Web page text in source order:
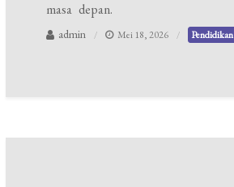
masa depan.
admin Mei 18, 2026 Pendidikan